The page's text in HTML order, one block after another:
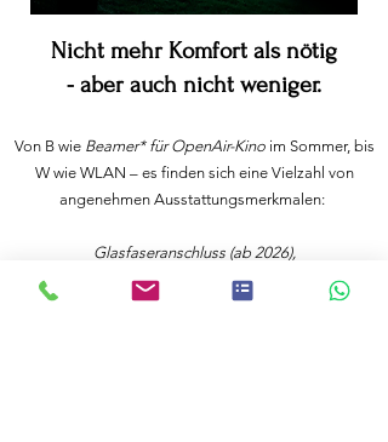
Nicht mehr Komfort als nötig
- aber auch nicht weniger.
Von B wie Beamer* für OpenAir-Kino im Sommer, bis
W wie WLAN – es finden sich eine Vielzahl von
angenehmen Ausstattungsmerkmalen:
Glasfaseranschluss (ab 2026),
5 LED TVs,
onos Soundsystem,free Netflix, free
WLAN,Ofen mit Microwelle,